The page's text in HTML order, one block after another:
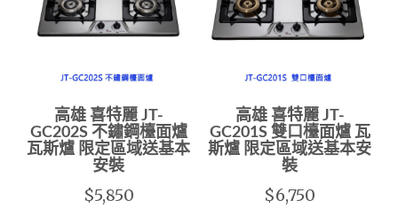
高雄 喜特麗 JT-
GC202S 不鏽鋼檯面爐
瓦斯爐 限定區域送基本
安裝
$5,850
高雄 喜特麗 JT-
GC201S 雙口檯面爐 瓦
斯爐 限定區域送基本安
裝
$6,750